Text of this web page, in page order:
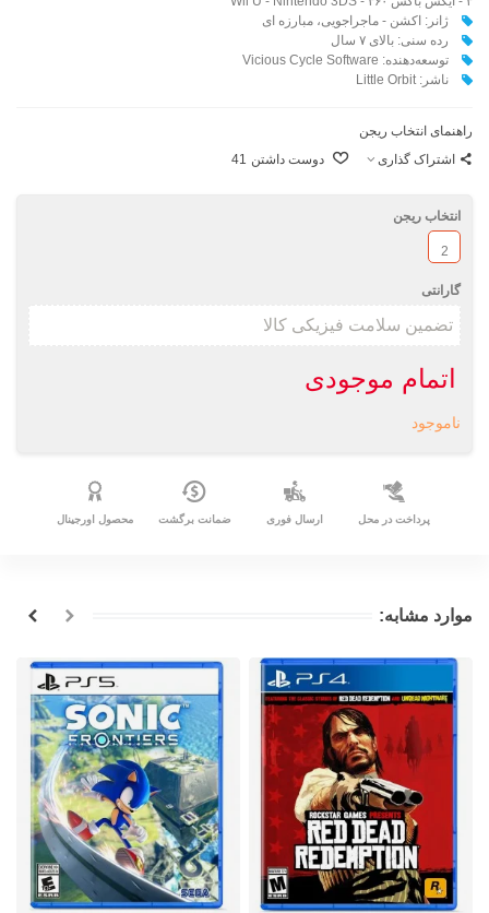
ژانر: اکشن - ماجراجویی، مبارزه ای
رده سنی: بالای ۷ سال
توسعه‌دهنده: Vicious Cycle Software
ناشر:‌ Little Orbit
راهنمای انتخاب ریجن
اشتراک گذاری
دوست داشتن 41
انتخاب ریجن
2
گارانتی
اتمام موجودی
ناموجود
پرداخت در محل ارسال فوری ضمانت برگشت محصول اورجینال
موارد مشابه: